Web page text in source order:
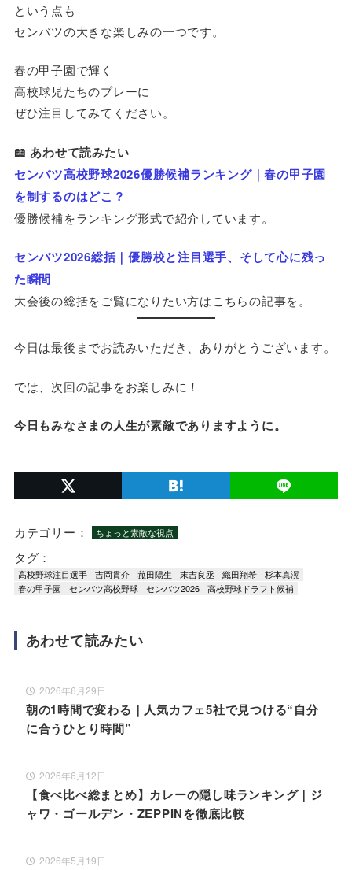
という点も
センバツの大きな楽しみの一つです。
春の甲子園で輝く
高校球児たちのプレーに
ぜひ注目してみてください。
📖 あわせて読みたい
センバツ高校野球2026優勝候補ランキング｜春の甲子園
を制するのはどこ？
優勝候補をランキング形式で紹介しています。
センバツ2026総括｜優勝校と注目選手、そして心に残っ
た瞬間
大会後の総括をご覧になりたい方はこちらの記事を。
今日は最後までお読みいただき、ありがとうございます。
では、次回の記事をお楽しみに！
今日もみなさまの人生が素敵でありますように。
カテゴリー： ちょっと素敵な視点
タグ：
高校野球注目選手 吉岡貫介 菰田陽生 末吉良丞 織田翔希
杉本真滉
春の甲子園
センバツ高校野球 センバツ2026 高校野球ドラフト候補
あわせて読みたい
2026年6月29日
朝の1時間で変わる｜人気カフェ5社で見つける“自分
に合うひとり時間”
2026年6月12日
【食べ比べ総まとめ】カレーの隠し味ランキング｜ジ
ャワ・ゴールデン・ZEPPINを徹底比較
2026年5月19日